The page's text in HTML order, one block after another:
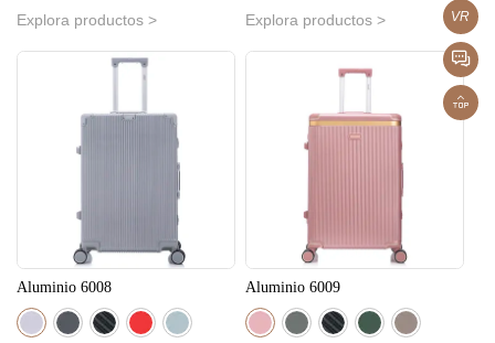
Explora productos > Explora productos >
Aluminio 6008 Aluminio 6009
VR